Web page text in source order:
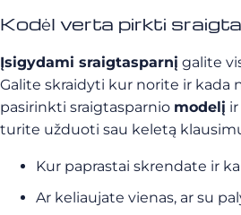
Kodėl verta pirkti
Įsigydami sraigtasparnį galite
Galite skraidyti kur norite ir kada
pasirinkti sraigtasparnio modelį ir
turite užduoti sau keletą
Kur paprastai skrendate ir
Ar keliaujate vienas, ar su